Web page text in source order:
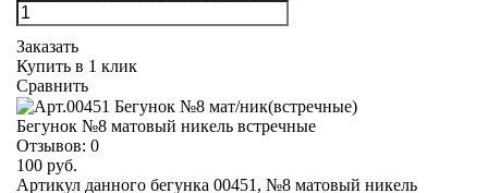
Заказать
Купить в 1 клик
Сравнить
Бегунок №8 матовый никель встречные
Отзывов: 0
100 руб.
Артикул данного бегунка 00451, №8 матовый никель